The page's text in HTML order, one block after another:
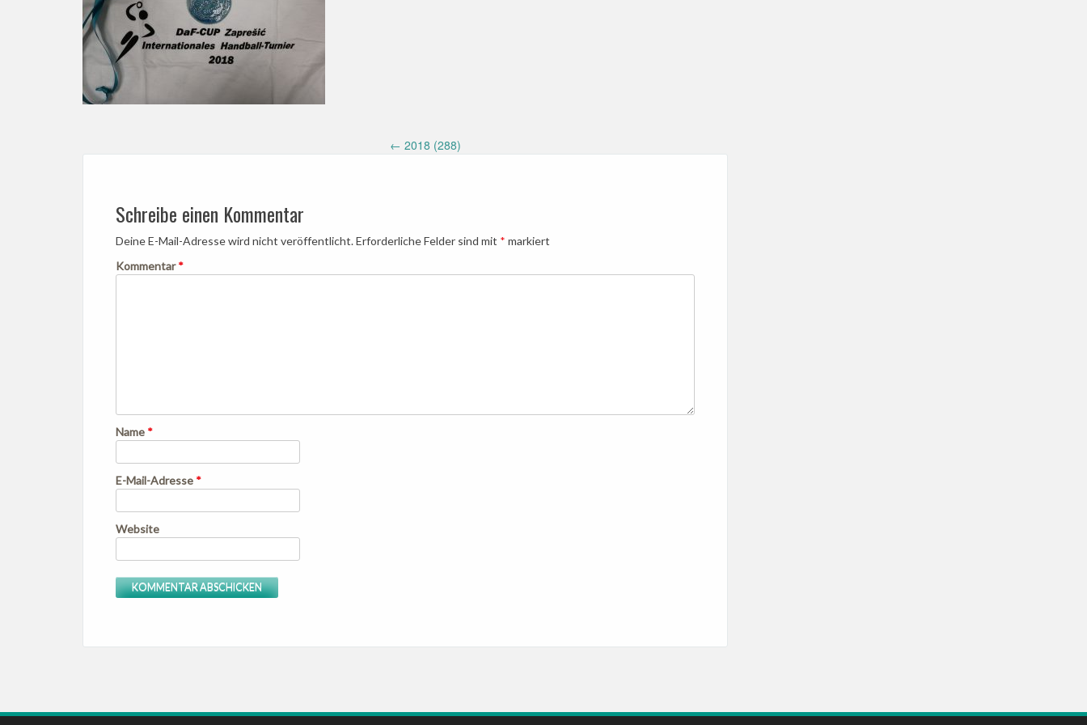
Post ← 2018 (288)
Schreibe einen Kommentar
Deine E-Mail-Adresse wird nicht veröffentlicht.Erforderliche Felder sind mit * markiert
Kommentar*
Name *
E-Mail-Adresse *
Website